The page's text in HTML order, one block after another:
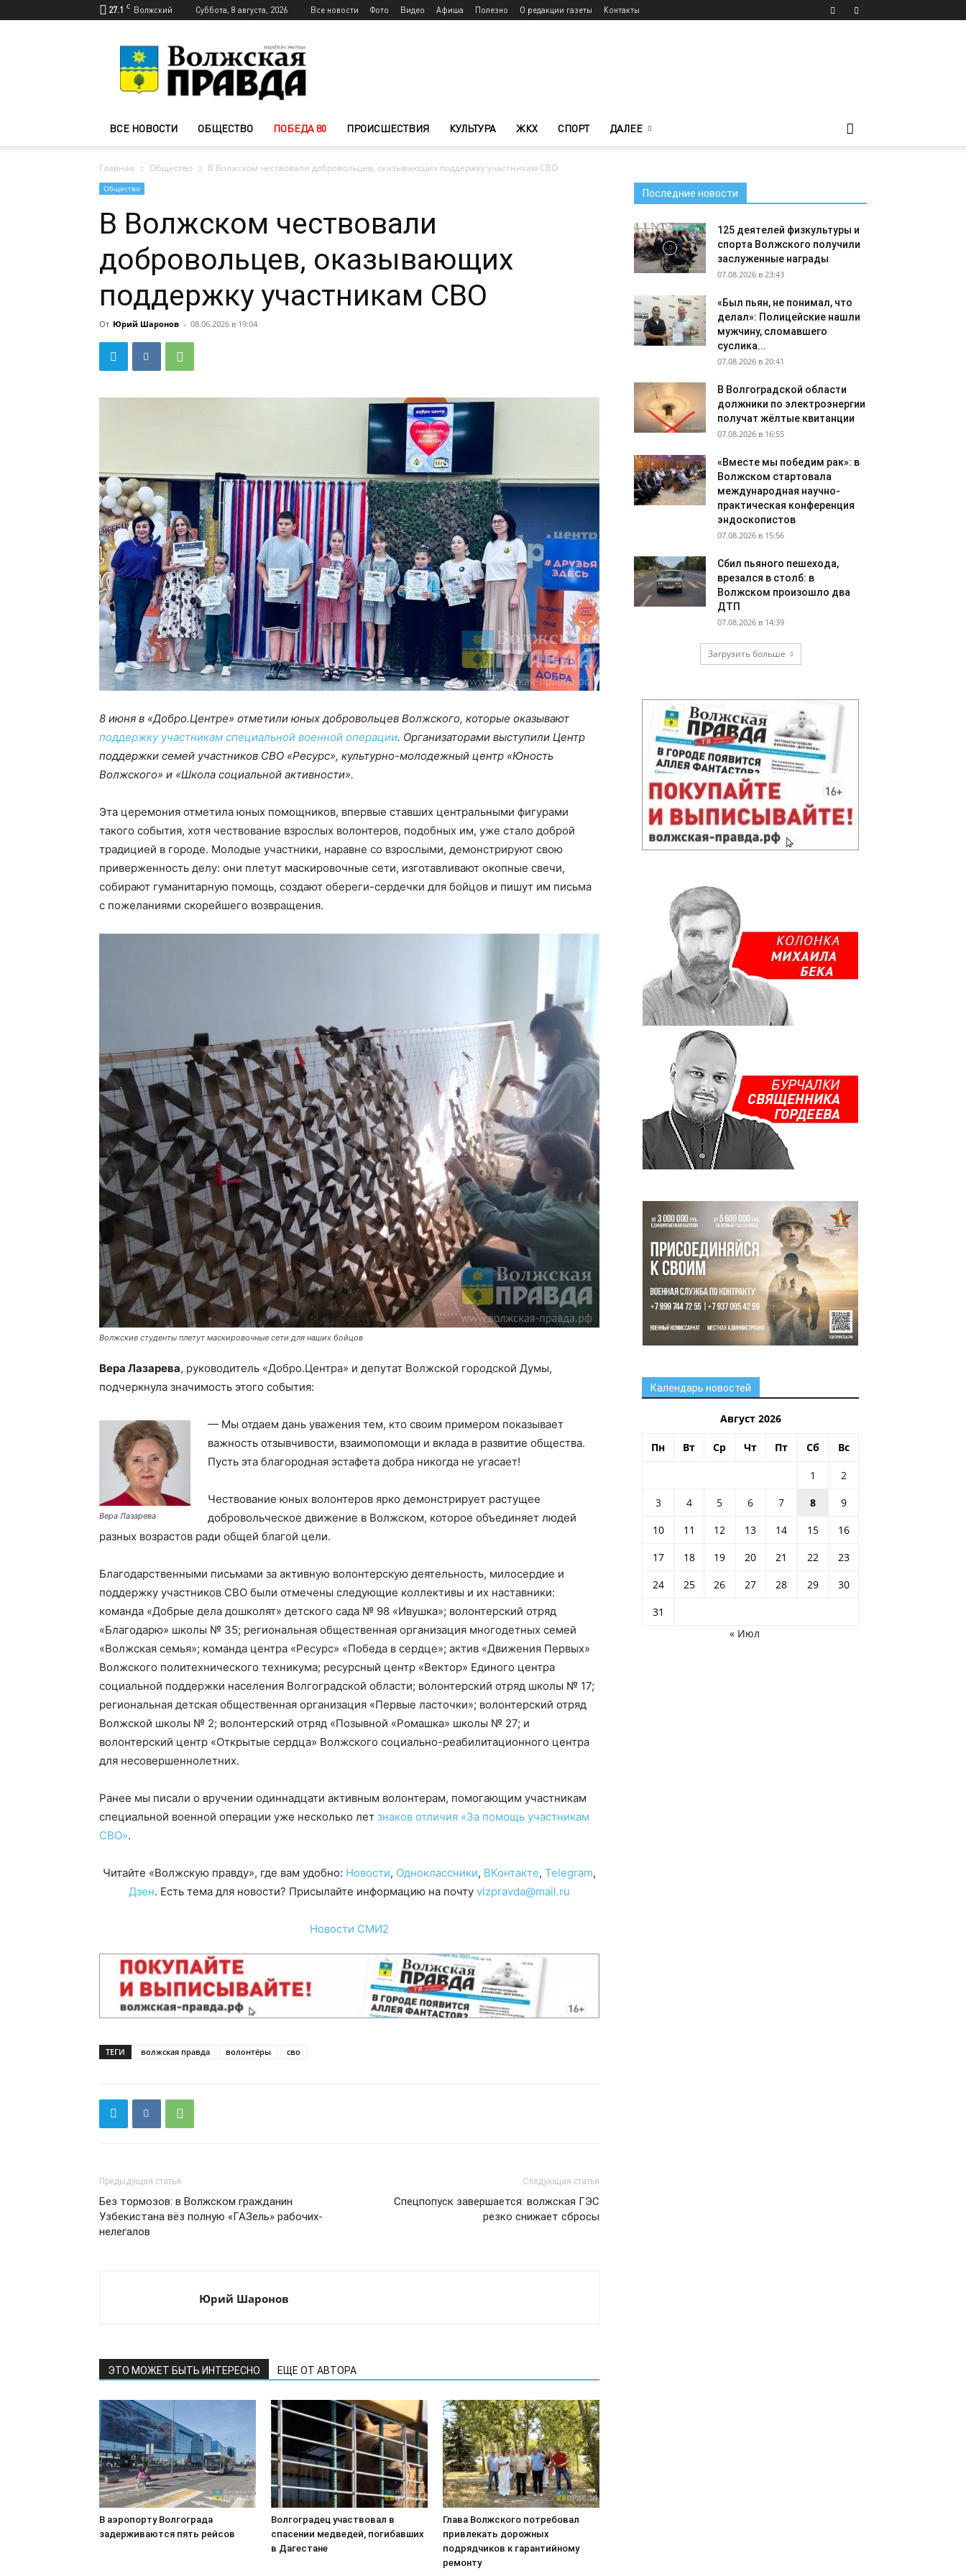
27.1 C Волжский Суббота, 8 августа, 2026 Все новости Фото Видео Афиша Полезно О редакции газеты Контакты
Волжского
—
Волжская
ВСЕ НОВОСТИ ОБЩЕСТВО ПОБЕДА 80 ПРОИСШЕСТВИЯ КУЛЬТУРА ЖКХ СПОРТ ДАЛЕЕ
Главная Общество В Волжском чествовали добровольцев, оказывающих поддержку участникам СВО
Общество
В Волжском чествовали
добровольцев, оказывающих
поддержку участникам СВО
От Юрий Шаронов - 08.06.2026 в 19:04
8 июня в «Добро.Центре» отметили юных добровольцев Волжского, которые оказывают
поддержку участникам специальной военной операции. Организаторами выступили Центр
поддержки семей участников СВО «Ресурс», культурно-молодежный центр «Юность
Волжского» и «Школа социальной активности».
Эта церемония отметила юных помощников, впервые ставших центральными фигурами
такого события, хотя чествование взрослых волонтеров, подобных им, уже стало доброй
традицией в городе. Молодые участники, наравне со взрослыми, демонстрируют свою
приверженность делу: они плетут маскировочные сети, изготавливают окопные свечи,
собирают гуманитарную помощь, создают обереги-сердечки для бойцов и пишут им письма
с пожеланиями скорейшего возвращения.
Волжские студенты плетут маскировочные сети для наших бойцов
Вера Лазарева, руководитель «Добро.Центра» и депутат Волжской городской Думы,
подчеркнула значимость этого события:
Вера Лазарева
— Мы отдаем дань уважения тем, кто своим примером показывает
важность отзывчивости, взаимопомощи и вклада в развитие общества.
Пусть эта благородная эстафета добра никогда не угасает!
Чествование юных волонтеров ярко демонстрирует растущее
добровольческое движение в Волжском, которое объединяет людей
разных возрастов ради общей благой цели.
Благодарственными письмами за активную волонтерскую деятельность, милосердие и
поддержку участников СВО были отмечены следующие коллективы и их наставники:
команда «Добрые дела дошколят» детского сада № 98 «Ивушка»; волонтерский отряд
«Благодарю» школы № 35; региональная общественная организация многодетных семей
«Волжская семья»; команда центра «Ресурс» «Победа в сердце»; актив «Движения Первых»
Волжского политехнического техникума; ресурсный центр «Вектор» Единого центра
социальной поддержки населения Волгоградской области; волонтерский отряд школы № 17;
региональная детская общественная организация «Первые ласточки»; волонтерский отряд
Волжской школы № 2; волонтерский отряд «Позывной «Ромашка» школы № 27; и
волонтерский центр «Открытые сердца» Волжского социально-реабилитационного центра
для несовершеннолетних.
Ранее мы писали о вручении одиннадцати активным волонтерам, помогающим участникам
специальной военной операции уже несколько лет знаков отличия «За помощь участникам
СВО».
Читайте «Волжскую правду», где вам удобно: Новости, Одноклассники, ВКонтакте, Telegram,
Дзен. Есть тема для новости? Присылайте информацию на почту vlzpravda@mail.ru
Новости СМИ2
ТЕГИ волжская правда волонтёры сво
Предыдущая статья
Без тормозов: в Волжском гражданин
Узбекистана вёз полную «ГАЗель» рабочих-
нелегалов
Следующая статья
Спецпопуск завершается: волжская ГЭС
резко снижает сбросы
Юрий Шаронов
ЭТО МОЖЕТ БЫТЬ ИНТЕРЕСНО ЕЩЕ ОТ АВТОРА
В аэропорту Волгограда
задерживаются пять рейсов
Волгоградец участвовал в
спасении медведей, погибавших
в Дагестане
Глава Волжского потребовал
привлекать дорожных
подрядчиков к гарантийному
ремонту
Последние новости
125 деятелей физкультуры и
спорта Волжского получили
заслуженные награды
07.08.2026 в 23:43
«Был пьян, не понимал, что
делал»: Полицейские нашли
мужчину, сломавшего
суслика...
07.08.2026 в 20:41
В Волгоградской области
должники по электроэнергии
получат жёлтые квитанции
07.08.2026 в 16:55
«Вместе мы победим рак»: в
Волжском стартовала
международная научно-
практическая конференция
эндоскопистов
07.08.2026 в 15:56
Сбил пьяного пешехода,
врезался в столб: в
Волжском произошло два
ДТП
07.08.2026 в 14:39
Загрузить больше
Календарь новостей
Август 2026
Пн Вт Ср Чт Пт Сб Вс
1
2
3
4 5 6 7 8
9
10
11 12 13 14 15
16
17
18 19 20 21 22
23
24
25 26 27 28 29
30
31
« Июл